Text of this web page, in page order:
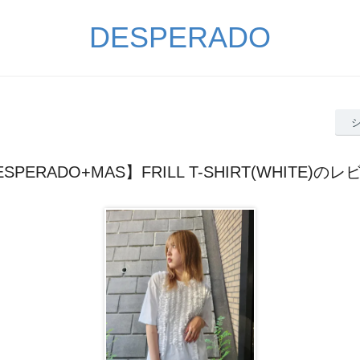
DESPERADO
】FRILL T-SHIRT(WHITE)のレ